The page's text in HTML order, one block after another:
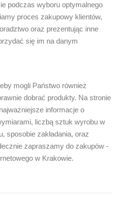
podczas wyboru optymalnego
proces zakupowy klientów,
oraz prezentując inne
się im na danym
mogli Państwo również
dobrać produkty. Na stronie
informacje o
liczbą sztuk wyrobu w
sposobie zakładania, oraz
zapraszamy do zakupów -
w Krakowie.